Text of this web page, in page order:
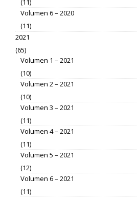
(11)
Volumen 6 – 2020
(11)
2021
(65)
Volumen 1 – 2021
(10)
Volumen 2 – 2021
(10)
Volumen 3 – 2021
(11)
Volumen 4 – 2021
(11)
Volumen 5 – 2021
(12)
Volumen 6 – 2021
(11)